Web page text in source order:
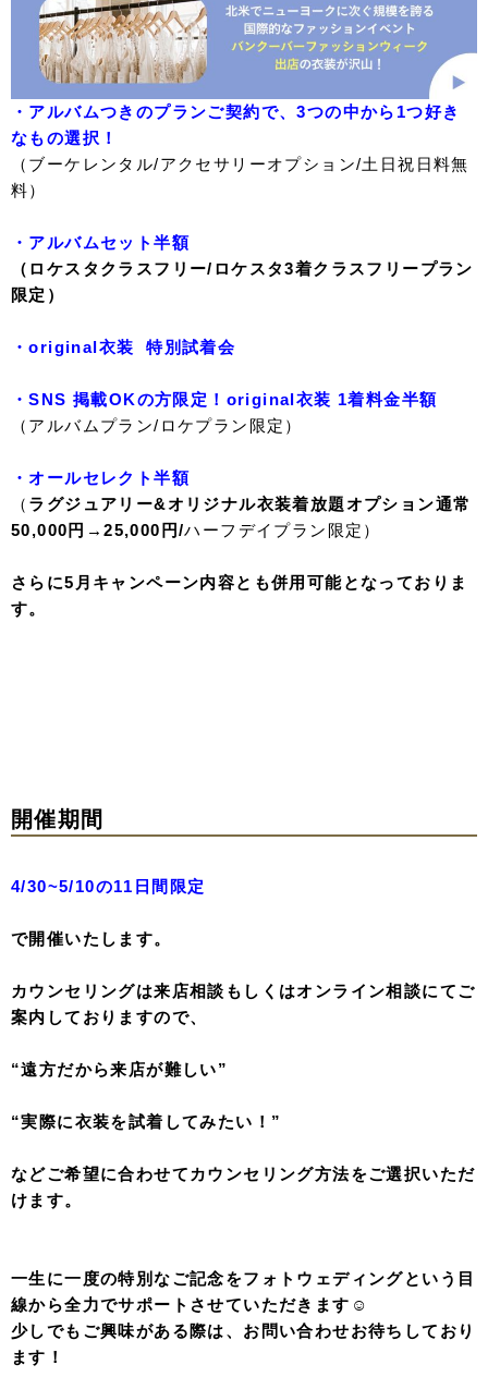
・アルバムつきのプランご契約で、3つの中から1つ好き
なもの選択！
（ブーケレンタル/アクセサリーオプション/土日祝日料無
料）
・アルバムセット半額
（ロケスタクラスフリー/ロケスタ3着クラスフリープラン
限定）
・original衣装 特別試着会
・SNS 掲載OKの方限定！original衣装 1着料金半額
（アルバムプラン/ロケプラン限定）
・オールセレクト半額
（ ラグジュアリー&オリジナル衣装着放題オプション通常
50,000円→25,000円/ハーフデイプラン限定）
さらに5月キャンペーン内容とも併用可能となっておりま
す。
開催期間
4/30~5/10の11日間限定
で開催いたします。
カウンセリングは来店相談もしくはオンライン相談にてご
案内しておりますので、
“遠方だから来店が難しい”
“実際に衣装を試着してみたい！”
などご希望に合わせてカウンセリング方法をご選択いただ
けます。
一生に一度の特別なご記念をフォトウェディングという目
線から全力でサポートさせていただきます☺️
少しでもご興味がある際は、お問い合わせお待ちしており
ます！